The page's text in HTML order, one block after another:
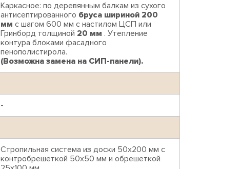
Каркасное: по деревянным балкам из сухого
антисептированного бруса шириной 200
мм с шагом 600 мм с настилом ЦСП или
Гринборд толщиной 20 мм . Утепление
контура блоками фасадного
пенополистирола.
(Возможна замена на СИП-панели).
-
Стропильная система из доски 50х200 мм с
контробрешеткой 50х50 мм и обрешеткой